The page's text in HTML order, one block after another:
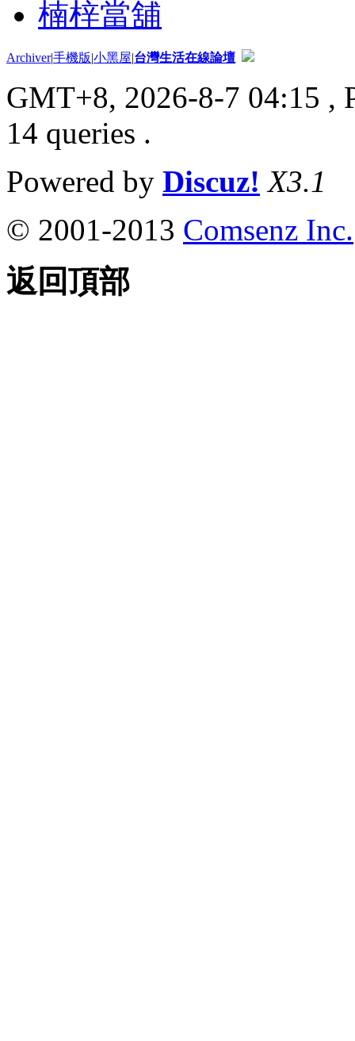
楠梓當舖
Archiver|手機版|小黑屋|台灣生活在線論壇
GMT+8, 2026-8-7 04:15 ,
14 queries .
Powered by Discuz! X3.1
© 2001-2013 Comsenz Inc.
返回頂部